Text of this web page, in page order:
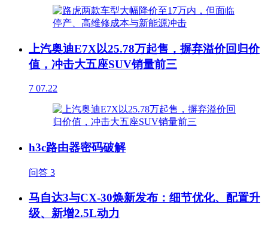
上汽奥迪E7X以25.78万起售，摒弃溢价回归价
值，冲击大五座SUV销量前三
7 07.22
h3c路由器密码破解
问答 3
马自达3与CX-30焕新发布：细节优化、配置升
级、新增2.5L动力